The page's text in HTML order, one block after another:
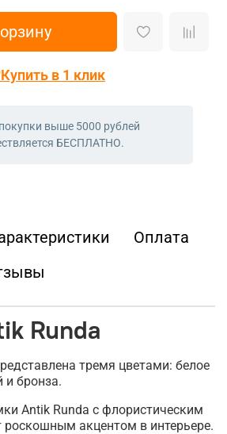
Купить в 1 клик
выше 5000 рублей
БЕСПЛАТНО.
Оплата
Runda
тремя цветами: белое
бронза.
Antik Runda с флористическим
роскошным акцентом в интерьере.